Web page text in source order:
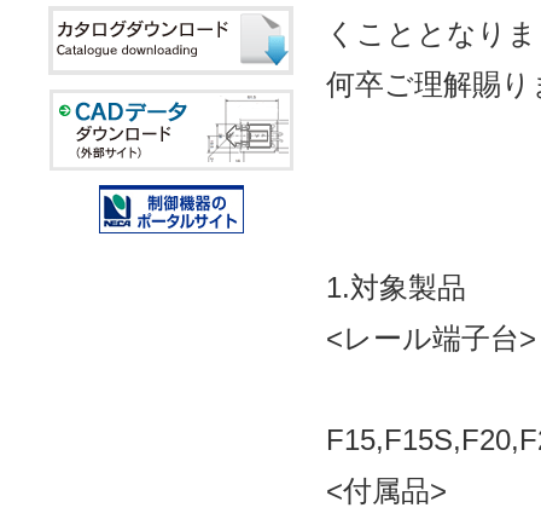
くこととなり
何卒ご理解賜
1.対象製品
<レール端子台>
<付属品>